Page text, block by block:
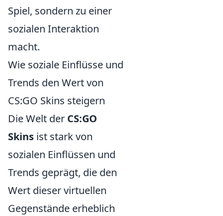
Spiel, sondern zu einer
sozialen Interaktion
macht.
Wie soziale Einflüsse und
Trends den Wert von
CS:GO Skins steigern
Die Welt der CS:GO
Skins ist stark von
sozialen Einflüssen und
Trends geprägt, die den
Wert dieser virtuellen
Gegenstände erheblich